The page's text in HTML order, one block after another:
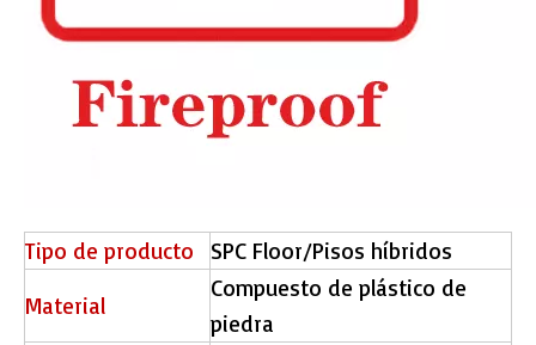
Tipo de producto
SPC Floor/Pisos híbridos
Material
Compuesto de plástico de
piedra